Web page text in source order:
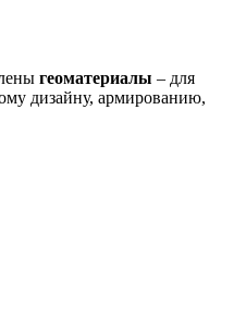
геоматериалы – для
дизайну, армированию,